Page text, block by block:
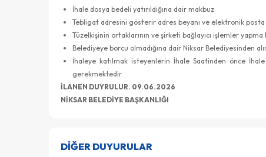
İhale dosya bedeli yatırıldığına dair makbuz
Tebligat adresini gösterir adres beyanı ve elektronik posta
Tüzelkişinin ortaklarının ve şirketi bağlayıcı işlemler
Belediyeye borcu olmadığına dair Niksar Belediyesinden
İhaleye katılmak isteyenlerin İhale Saatinden önce
gerekmektedir.
İLANEN DUYRULUR. 09.06.2026
NİKSAR BELEDİYE BAŞKANLIĞI
DİĞER DUYURULAR